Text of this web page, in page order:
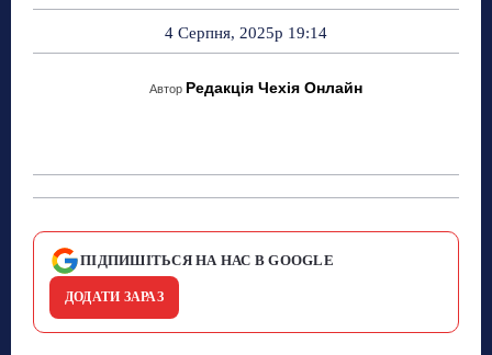
4 Серпня, 2025р 19:14
Автор Редакція Чехія Онлайн
ПІДПИШІТЬСЯ НА НАС В GOOGLE
ДОДАТИ ЗАРАЗ